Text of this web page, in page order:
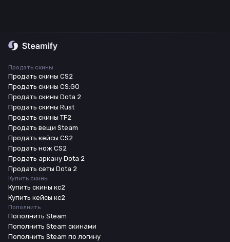
Продать скины
Продать скины CS2
Продать скины CS:GO
Продать скины Dota 2
Продать скины Rust
Продать скины TF2
Продать вещи Steam
Продать кейсы CS2
Продать нож CS2
Продать аркану Dota 2
Продать сеты Dota 2
Купить скины
Купить скины кс2
Купить кейсы кс2
Пополнить
Пополнить Steam
Пополнить Steam скинами
Пополнить Steam по логину